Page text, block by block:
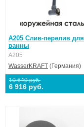
A205 Слив-перелив для
ванны
A205
WasserKRAFT (Германия)
10 640 руб.
6 916 руб.